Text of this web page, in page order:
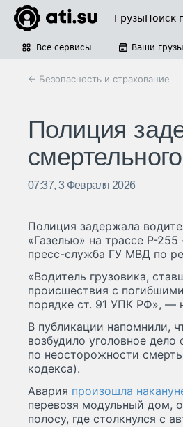
ГрузыПоиск
Все сервисы Ваши грузы
← Безопасность и страхование
Полиция
07:37, 3 Февраля 2026
Полиция задержала
«Газелью» на трассе Р-
пресс-служба ГУ МВД по
«Водитель грузовика,
происшествия с
порядке ст. 91 УПК РФ», —
В публикации напомнили,
возбудило уголовное
по неосторожности
кодекса).
Авария произошла
перевозя модульный дом,
полосу, где столкнулся с